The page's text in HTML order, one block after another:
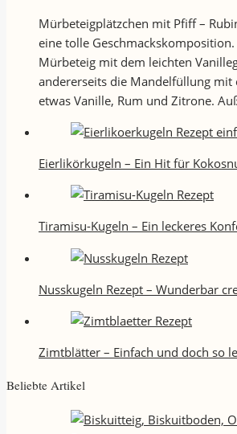
Mürbeteigplätzchen mit Pfiff –
eine tolle
Mürbeteig mit dem leichten
andererseits die Mandelfüllung mit
etwas Vanille, Rum und Zitrone.
Eierlikörkugeln – Ein Hit für
Tiramisu-Kugeln – Ein leckeres
Nusskugeln Rezept – Wunderbar
Zimtblätter – Einfach und doch so
Beliebte Artikel